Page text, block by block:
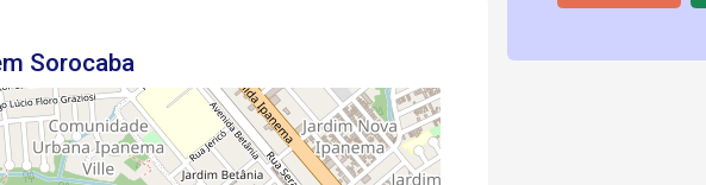
Sorocaba